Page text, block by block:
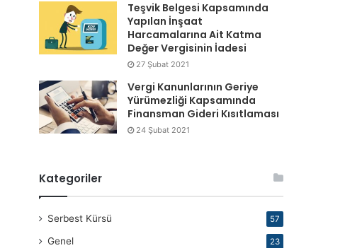
Teşvik Belgesi Kapsamında
Yapılan İnşaat
Harcamalarına Ait Katma
Değer Vergisinin İadesi
27 Şubat 2021
Vergi Kanunlarının Geriye
Yürümezliği Kapsamında
Finansman Gideri Kısıtlaması
24 Şubat 2021
Kategoriler
Serbest Kürsü 57
Genel 23